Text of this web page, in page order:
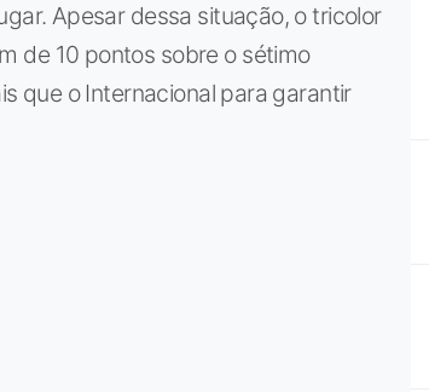
Apesar dessa situação, o tricolor
de 10 pontos sobre o sétimo
que o Internacional para garantir